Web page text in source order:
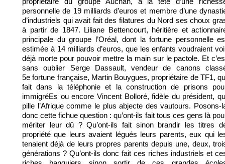
personnelle de 19 milliards d’euros et membre d’une
d’industriels qui avait fait des filatures du Nord ses choux
à partir de 1847. Liliane Bettencourt, héritière et
principale du groupe l’Oréal, dont la fortune personnelle
estimée à 14 milliards d’euros, que les enfants voudraient
déjà morte pour pouvoir mettre la main sur le pactole. Et
sans oublier Serge Dassault, vendeur de canons
5e fortune française, Martin Bouygues, propriétaire de TF1,
fait dans la téléphonie et la construction de prisons
immigréEs ou encore Vincent Bolloré, fidèle du président,
pille l’Afrique comme le plus abjecte des vautours. Posons-
donc cette fichue question : qu’ont-ils fait tous ces gens là
mériter leur dû ? Qu’ont-ils fait sinon brandir les titres
propriété que leurs avaient légués leurs parents, eux qui
tenaient déjà de leurs propres parents depuis une, deux,
générations ? Qu’ont-ils donc fait ces riches industriels et